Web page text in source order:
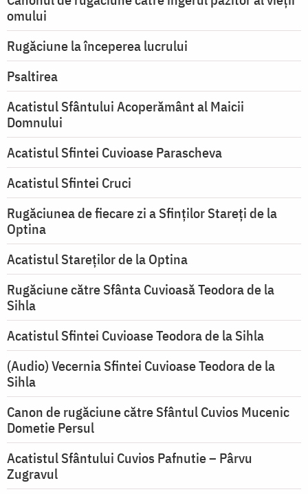
omului
Rugăciune la începerea lucrului
Psaltirea
Acatistul Sfântului Acoperământ al Maicii
Domnului
Acatistul Sfintei Cuvioase Parascheva
Acatistul Sfintei Cruci
Rugăciunea de fiecare zi a Sfinților Stareți de la
Optina
Acatistul Stareţilor de la Optina
Rugăciune către Sfânta Cuvioasă Teodora de la
Sihla
Acatistul Sfintei Cuvioase Teodora de la Sihla
(Audio) Vecernia Sfintei Cuvioase Teodora de la
Sihla
Canon de rugăciune către Sfântul Cuvios Mucenic
Dometie Persul
Acatistul Sfântului Cuvios Pafnutie – Pârvu
Zugravul